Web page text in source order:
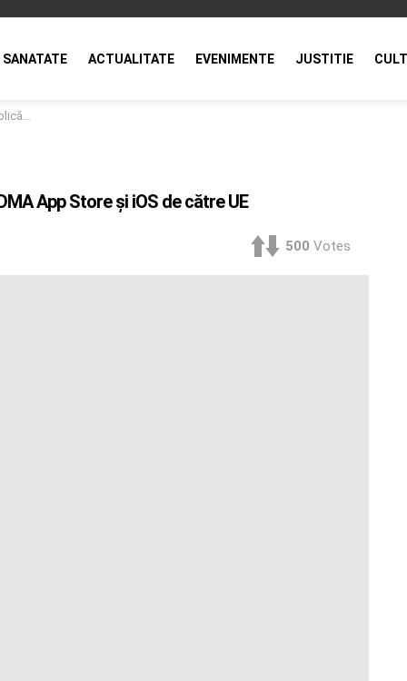
SANATATE ACTUALITATE EVENIMENTE JUSTITIE
UE
App Store şi iOS de către UE
500 Votes